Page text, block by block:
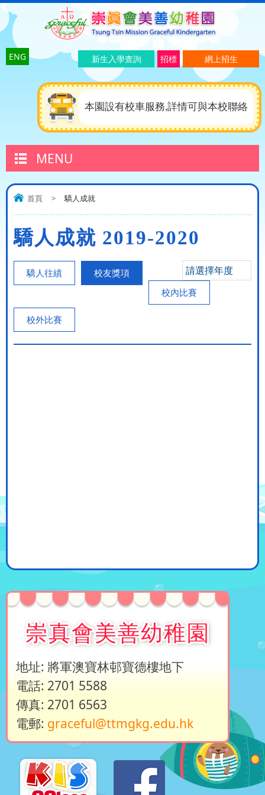
ENG 網上招生
招標
新生入學查詢
本園設有校車服務,詳情可與本校聯絡
MENU
首頁 > 驕人成就
驕人成就 2019-2020
請選擇年度
驕人往績
校友獎項
校內比賽
校外比賽
崇真會美善幼稚園
地址: 將軍澳寶林邨寶德樓地下
電話: 2701 5588
傳真: 2701 6563
電郵: graceful@ttmgkg.edu.hk